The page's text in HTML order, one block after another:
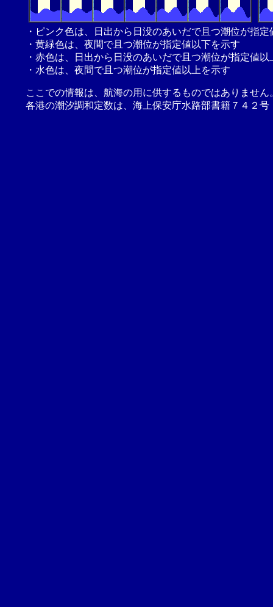
・ピンク色は、日出から日没のあいだで且つ潮位が指
・黄緑色は、夜間で且つ潮位が指定値以下を示す
・赤色は、日出から日没のあいだで且つ潮位が指定値以
・水色は、夜間で且つ潮位が指定値以上を示す
ここでの情報は、航海の用に供するものではありませ
各港の潮汐調和定数は、海上保安庁水路部書籍７４２